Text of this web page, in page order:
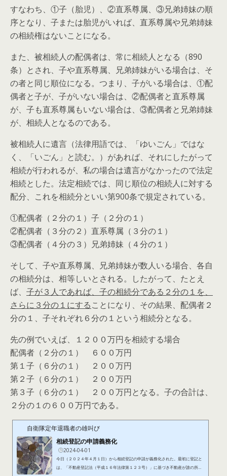
すなわち、①子（胎児）、②直系尊属、③兄弟姉妹の順
序となり、子または胎児がいれば、直系尊属や兄弟姉妹
の相続権はないことになる。
また、被相続人の配偶者は、常に相続人 となる（890
条）とされ、子や直系尊属、兄弟姉妹がいる場合は、そ
の者と同じ順位になる。つまり、子がいる場合は、①配
偶者と子が、子がいない場合は、②配偶者と直系尊属
が、子も直系尊属もいない場合は、③配偶者と兄弟姉妹
が、相続人となるのである。
被相続人に遺言（法律用語では、「ゆいごん」ではな
く、「いごん」と読む。）があれば、それにしたがって
相続が行われるが、私の場合は遺言がなかったので法定
相続とした。法定相続では、同じ順位の相続人に対する
配分、これを相続分といい第900条で規定されている。
①配偶者（２分の１）子（２分の１）
②配偶者（３分の２）直系尊属（３分の１）
③配偶者（４分の３）兄弟姉妹（４分の１）
そして、子や直系尊属、兄弟姉妹が数人いる場合、各自
の相続分は、相等しいとされる。したがって、たとえ
ば、 子が３人であれば、子の相続分である２分の１を、
さらに３分の１にすることになり、その結果、配偶者２
分の１、子それぞれ６分の１という相続分となる。
先の例でいえば、１２００万円を相続する場合
配偶者（２分の１） ６００万円
第１子（６分の１） ２００万円
第２子（６分の１） ２００万円
第３子（６分の１） ２００万円となる。子の合計は、
２分の１の６００万円である。
自衛隊定年退職者の雄叫び
相続登記の申請義務化
2024-04-01
今日（２０２４年４月１日）から相続登記の申請が義務化された。最初に登記と
は、「不動産登記法（平成１６年法律第１２３号）」に基づき不動産が誰の所有